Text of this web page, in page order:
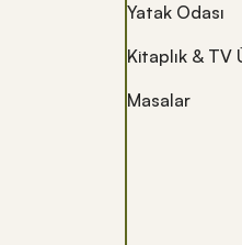
Yatak Odası
Kitaplık & TV
Masalar